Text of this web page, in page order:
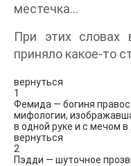
местечка…
При этих словах
приняло какое-то
вернуться
1
Фемида — богиня
мифологии,
в одной руке и с мечом в
вернуться
2
Пэдди — шуточное